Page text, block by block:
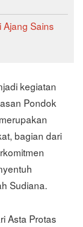
Ajang Sains
kegiatan
Pondok
bagian dari
Sudiana.
Asta Protas